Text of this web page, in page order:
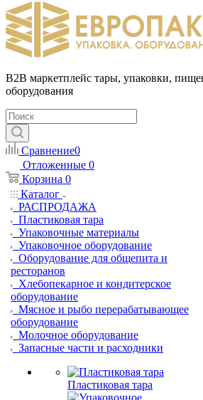
B2B маркетплейс тары, упаковки,
оборудования
Сравнение0
Отложенные 0
Корзина 0
Каталог
РАСПРОДАЖА
Пластиковая тара
Упаковочные материалы
Упаковочное оборудование
Оборудование для общепита и
ресторанов
Хлебопекарное и кондитерское
оборудование
Мясное и рыбо перерабатывающее
оборудование
Молочное оборудование
Запасные части и расходники
Пластиковая тара